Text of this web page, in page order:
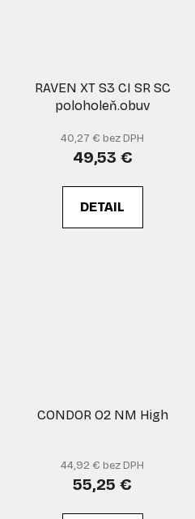
RAVEN XT S3 CI SR SC
poloholeň.obuv
40,27 € bez DPH
49,53 €
DETAIL
CONDOR O2 NM High
44,92 € bez DPH
55,25 €